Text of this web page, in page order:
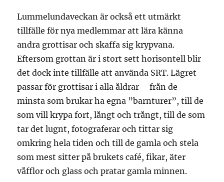
Lummelundaveckan är också ett utmärkt
tillfälle för nya medlemmar att lära känna
andra grottisar och skaffa sig krypvana.
Eftersom grottan är i stort sett horisontell blir
det dock inte tillfälle att använda SRT. Lägret
passar för grottisar i alla åldrar – från de
minsta som brukar ha egna ”barnturer”, till de
som vill krypa fort, långt och trångt, till de som
tar det lugnt, fotograferar och tittar sig
omkring hela tiden och till de gamla och stela
som mest sitter på brukets café, fikar, äter
våfflor och glass och pratar gamla minnen.